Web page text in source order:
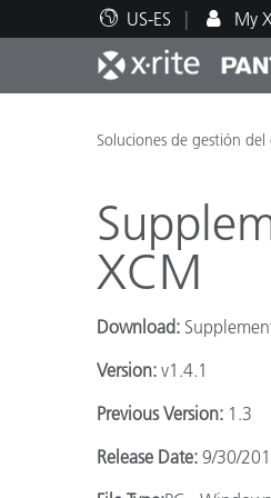
US-ES My
Principales
Impresión y
Automotriz
Soporte técnico
Recursos
Soluciones de gestión
XCM
Download:
Version: v1.4.1
Previous Version: 1.3
Release Date: 9/30/